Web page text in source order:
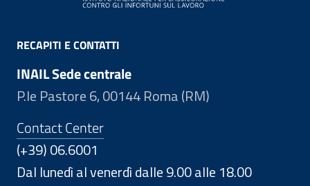
RECAPITI E CONTATTI
INAIL Sede centrale
P.le Pastore 6, 00144 Roma (RM)
Contact Center
(+39) 06.6001
Dal lunedì al venerdì dalle 9.00 alle 18.00